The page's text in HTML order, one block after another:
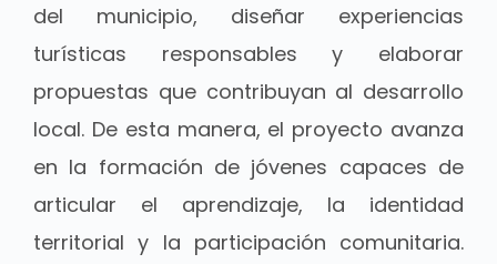
del municipio, diseñar experiencias
turísticas responsables y elaborar
propuestas que contribuyan al desarrollo
local. De esta manera, el proyecto avanza
en la formación de jóvenes capaces de
articular el aprendizaje, la identidad
territorial y la participación comunitaria.